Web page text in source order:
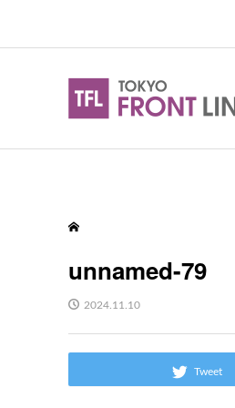
unnamed-79
2024.11.10
Tweet